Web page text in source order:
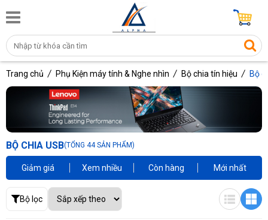
Trang chủ Phụ Kiện máy tính & Nghe nhìn Bộ chia tín hiệu Bộ
BỘ CHIA USB(TỔNG 44 SẢN PHẨM)
Giảm giá Xem nhiều Còn hàng Mới nhất
Bộ lọc